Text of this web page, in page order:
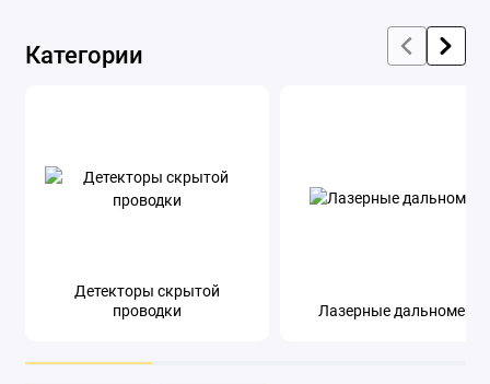
Толщиномеры
Категории
Детекторы скрытой
проводки
Лазерные дальномеры